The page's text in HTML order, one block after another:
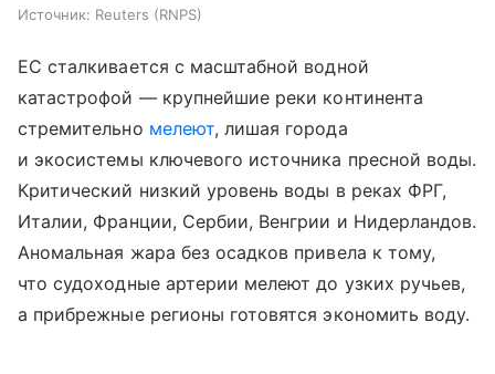
Источник: Reuters (RNPS)
ЕС сталкивается с масштабной водной
катастрофой — крупнейшие реки континента
стремительно мелеют, лишая города
и экосистемы ключевого источника пресной воды.
Критический низкий уровень воды в реках ФРГ,
Италии, Франции, Сербии, Венгрии и Нидерландов.
Аномальная жара без осадков привела к тому,
что судоходные артерии мелеют до узких ручьев,
а прибрежные регионы готовятся экономить воду.